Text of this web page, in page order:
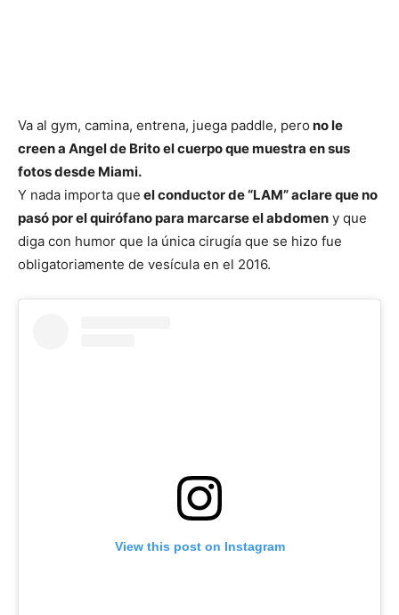
Va al gym, camina, entrena, juega paddle, pero no le
creen a Angel de Brito el cuerpo que muestra en sus
fotos desde Miami.
Y nada importa que el conductor de “LAM” aclare que no
pasó por el quirófano para marcarse el abdomen y que
diga con humor que la única cirugía que se hizo fue
obligatoriamente de vesícula en el 2016.
View this post on Instagram